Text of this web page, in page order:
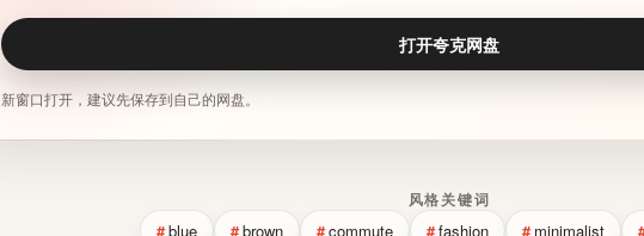
打开夸克网盘
新窗口打开，建议先保存到自己的网盘。
风格关键词
blue brown commute fashion minimalist